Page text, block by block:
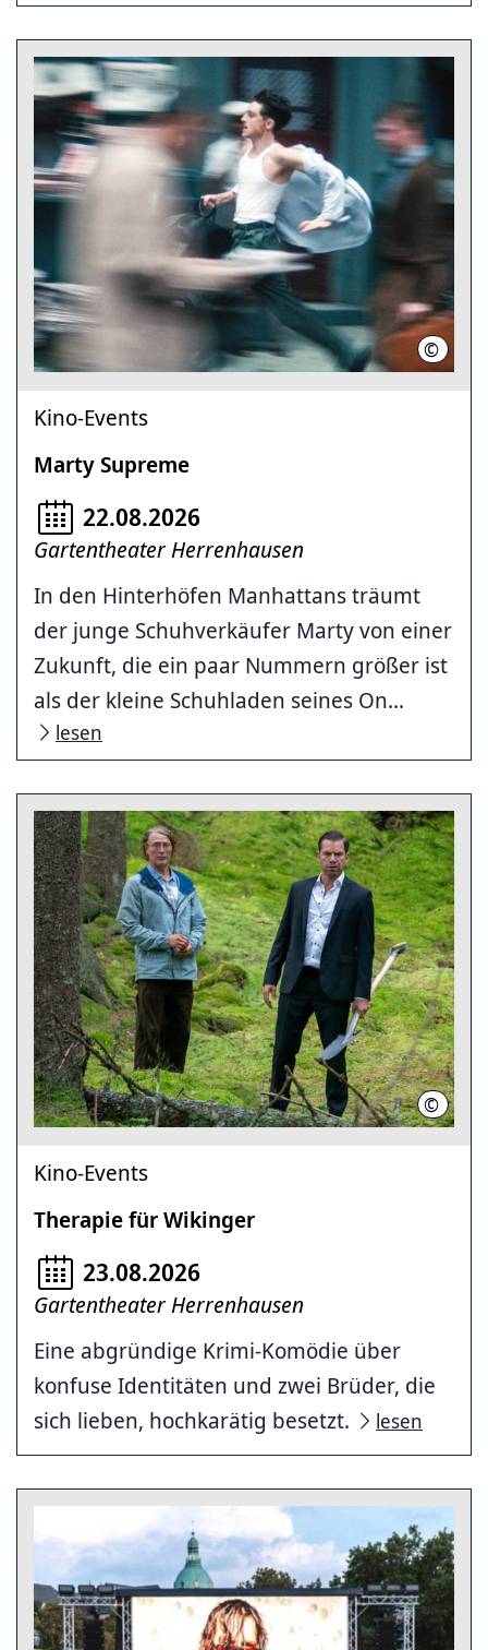
© Tobis
Kino-Events
Marty Supreme
22.08.2026
Gartentheater Herrenhausen
In den Hinterhöfen Manhattans träumt
der junge Schuhverkäufer Marty von einer
Zukunft, die ein paar Nummern größer ist
als der kleine Schuhladen seines On...
lesen
© Neue
Kino-Events
Therapie für Wikinger
23.08.2026
Gartentheater Herrenhausen
Eine abgründige Krimi-Komödie über
konfuse Identitäten und zwei Brüder, die
sich lieben, hochkarätig besetzt.
lesen